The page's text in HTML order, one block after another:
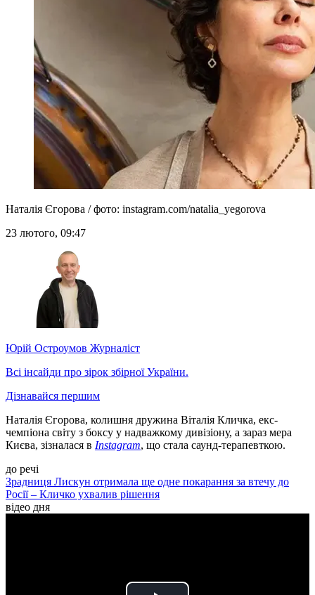
Наталія Єгорова / фото: instagram.com/natalia_yegorova
23 лютого, 09:47
Юрій Остроумов Журналіст
Всі інсайди про зірок збірної України.
Дізнавайся першим
Наталія Єгорова, колишня дружина Віталія Кличка, екс-
чемпіона світу з боксу у надважкому дивізіону, а зараз мера
Києва, зізналася в Instagram, що стала саунд-терапевткою.
до речі
Зрадниця Лискун отримала ще одне покарання за втечу до
Росії – Кличко ухвалив рішення
відео дня